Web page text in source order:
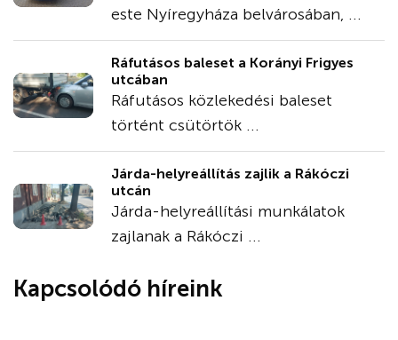
este Nyíregyháza belvárosában, ...
Ráfutásos baleset a Korányi Frigyes
utcában
Ráfutásos közlekedési baleset
történt csütörtök ...
Járda-helyreállítás zajlik a Rákóczi
utcán
Járda-helyreállítási munkálatok
zajlanak a Rákóczi ...
Kapcsolódó híreink